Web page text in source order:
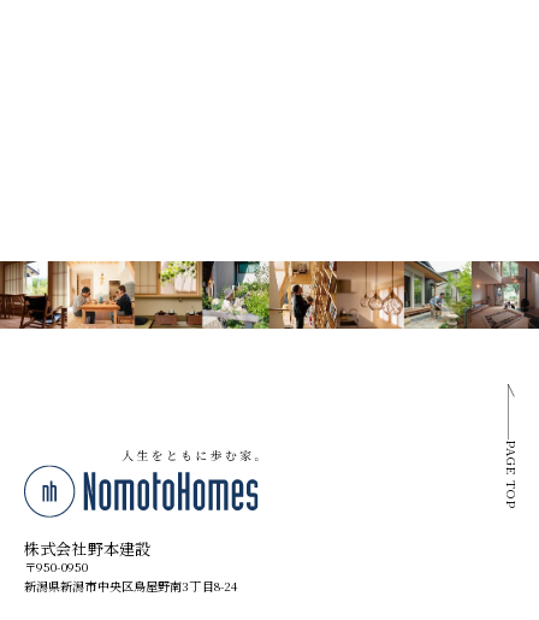
株式会社野本建設
〒950-0950
新潟県新潟市中央区鳥屋野南3丁目8-24
PAGE TOP